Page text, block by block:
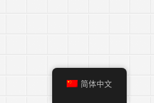
简体中文